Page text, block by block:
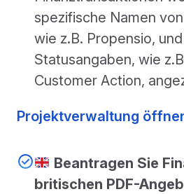
spezifische Namen
wie z.B. Propensio,
Statusangaben, wie
Customer Action,
Projektverwaltung
Beantragen Sie
britischen PDF-